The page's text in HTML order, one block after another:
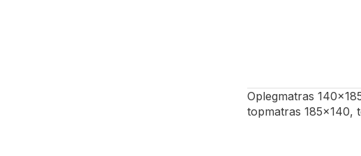
Oplegmatras
topmatras 185x140,